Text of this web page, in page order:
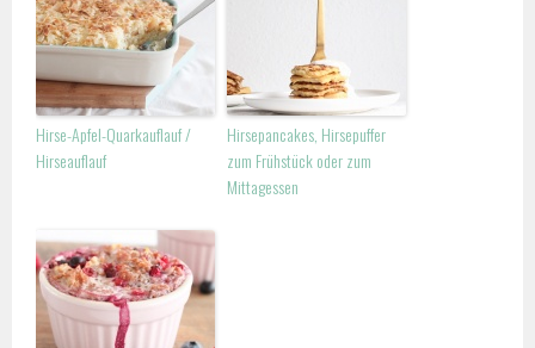
Hirse-Apfel-Quarkauflauf /
Hirseauflauf
Hirsepancakes, Hirsepuffer
zum Frühstück oder zum
Mittagessen